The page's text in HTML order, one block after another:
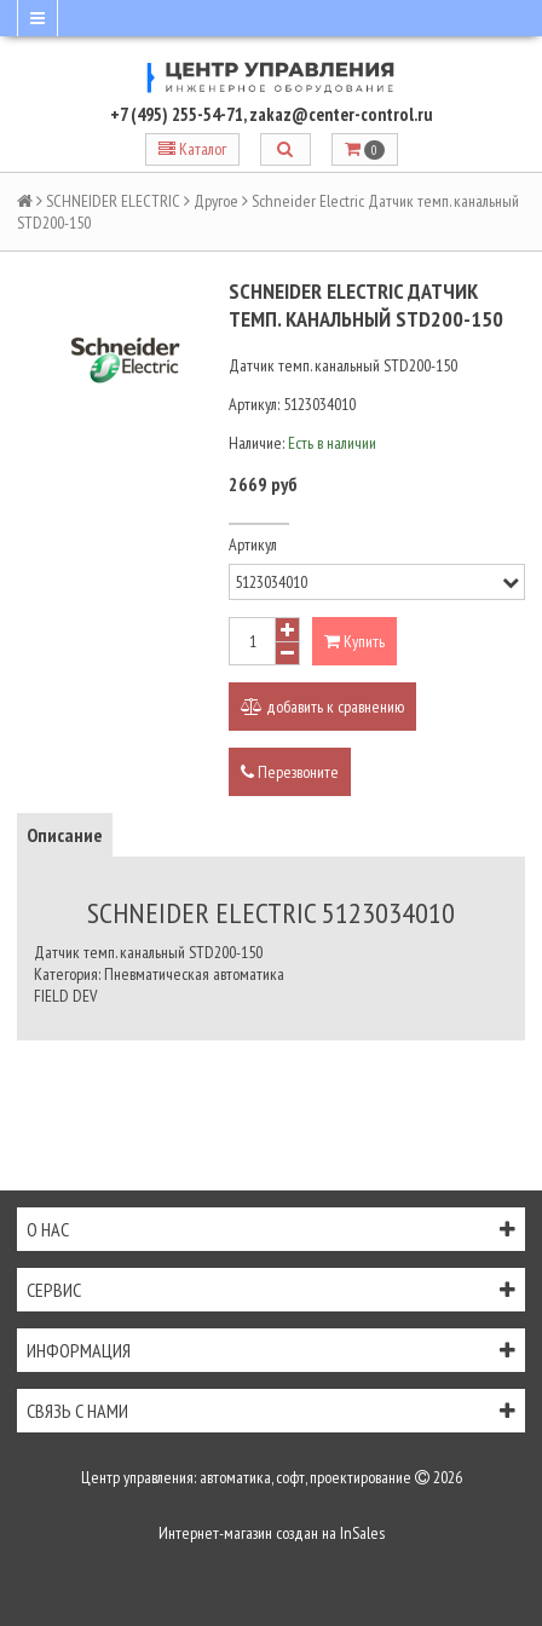
+7 (495) 255-54-71,zakaz@center-control.ru
Каталог 0
SCHNEIDER ELECTRIC Другое
Schneider Electric Датчик темп. канальный
STD200-150
SCHNEIDER ELECTRIC ДАТЧИК
ТЕМП. КАНАЛЬНЫЙ STD200-150
Датчик темп. канальный STD200-150
Артикул: 5123034010
Наличие: Есть в наличии
2669 руб
Артикул
Купить
добавить к сравнению
Перезвоните
Описание
SCHNEIDER ELECTRIC 5123034010
Датчик темп. канальный STD200-150
Категория: Пневматическая автоматика
FIELD DEV
О НАС
СЕРВИС
ИНФОРМАЦИЯ
СВЯЗЬ С НАМИ
Центр управления: автоматика, софт, проектирование 2026
Интернет-магазин создан на InSales